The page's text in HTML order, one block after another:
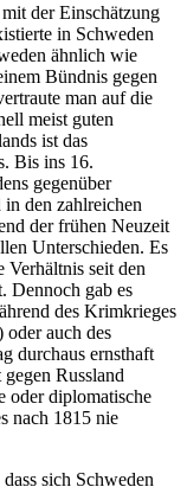
der Einschätzung
in Schweden
ähnlich wie
Bündnis gegen
man auf die
meist guten
ist das
Bis ins 16.
gegenüber
den zahlreichen
der frühen Neuzeit
Unterschieden. Es
Verhältnis seit den
Dennoch gab es
des Krimkrieges
auch des
durchaus ernsthaft
Russland
oder diplomatische
nach 1815 nie
sich Schweden